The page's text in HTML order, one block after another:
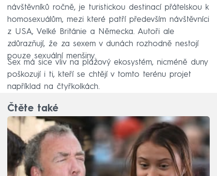
návštěvníků ročně, je turistickou destinací přátelskou k
homosexuálům, mezi které patří především návštěvníci
z USA, Velké Británie a Německa. Autoři ale
zdůrazňují, že za sexem v dunách rozhodně nestojí
pouze sexuální menšiny.
Sex má sice vliv na plážový ekosystém, nicméně duny
poškozují i ti, kteří se chtějí v tomto terénu projet
například na čtyřkolkách.
Čtěte také